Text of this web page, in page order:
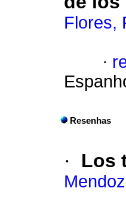
Flores,
·
Resenhas
· Los